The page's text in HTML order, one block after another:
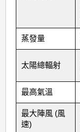
蒸發量
太陽總輻射
最高氣溫
最大陣風 (風
速)